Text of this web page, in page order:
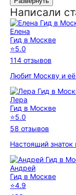
Написали
Елена
Гид в Москве
⭐5.0
114 отзывов
Любит Москву и её
Лера
Гид в Москве
⭐5.0
58 отзывов
Настоящий
Андрей
Гид в Москве
⭐4.9